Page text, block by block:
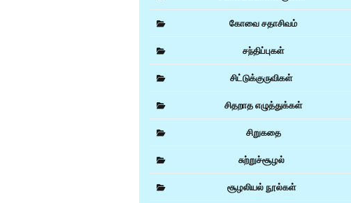
கோவை சதாசிவம்
சந்திப்புகள்
சிட்டுக்குருவிகள்
சிதறாத எழுத்துக்கள்
சிறுகதை
சுற்றுச்சூழல்
சூழலியல் நூல்கள்